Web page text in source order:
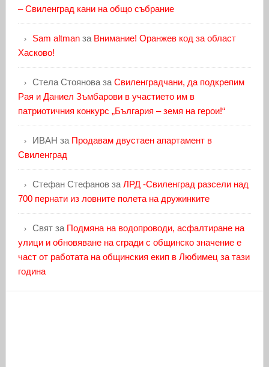
– Свиленград кани на общо събрание
Sam altmanза Внимание! Оранжев код за област
Хасково!
Стела Стояноваза Свиленградчани, да подкрепим
Рая и Даниел Зъмбарови в участието им в
патриотичния конкурс „България – земя на герои!“
ИВАН за Продавам двустаен апартамент в
Свиленград
Стефан Стефановза ЛРД -Свиленград разсели над
700 пернати из ловните полета на дружинките
Святза Подмяна на водопроводи, асфалтиране на
улици и обновяване на сгради с общинско значение е
част от работата на общинския екип в Любимец за тази
година